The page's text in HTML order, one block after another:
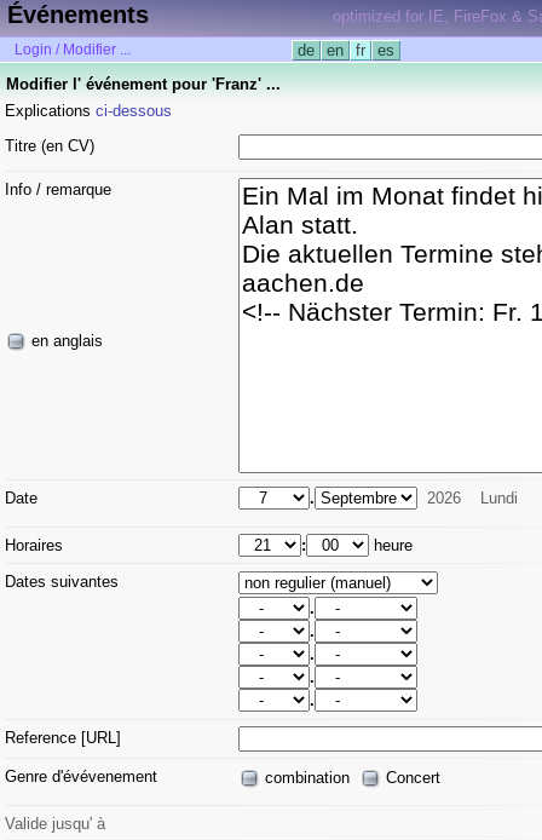
Événements optimized for IE, FireFox &
Login / Modifier ... de en fr
es
Modifier l' événement pour 'Franz' ...
Explications ci-dessous
Titre (en CV)
Info / remarque
en anglais
Date . 2026 Lundi
Horaires :
heure
Dates suivantes
.
.
.
.
.
Reference [URL]
Genre d'évévenement combination Concert
Valide jusqu' à